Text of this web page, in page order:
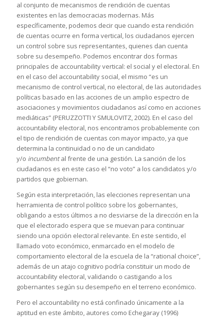
al conjunto de mecanismos de rendición de cuentas
existentes en las democracias modernas. Más
específicamente, podemos decir que cuando esta rendición
de cuentas ocurre en forma vertical, los ciudadanos ejercen
un control sobre sus representantes, quienes dan cuenta
sobre su desempeño. Podemos encontrar dos formas
principales de accountability vertical: el social y el electoral. En
en el caso del accountability social, el mismo “es un
mecanismo de control vertical, no electoral, de las autoridades
políticas basado en las acciones de un amplio espectro de
asociaciones y movimientos ciudadanos así como en acciones
mediáticas” (PERUZZOTTI Y SMULOVITZ, 2002). En el caso del
accountability electoral, nos encontramos probablemente con
el tipo de rendición de cuentas con mayor impacto, ya que
determina la continuidad o no de un candidato
y/o incumbental frente de una gestión. La sanción de los
ciudadanos es en este caso el “no voto” a los candidatos y/o
partidos que gobiernan.
Según esta interpretación, las elecciones representan una
herramienta de control político sobre los gobernantes,
obligando a estos últimos a no desviarse de la dirección en la
que el electorado espera que se muevan para continuar
siendo una opción electoral relevante. En este sentido, el
llamado voto económico, enmarcado en el modelo de
comportamiento electoral de la escuela de la “rational choice”,
además de un atajo cognitivo podría constituir un modo de
accountability electoral, validando o castigando a los
gobernantes según su desempeño en el terreno económico.
Pero el accountability no está confinado únicamente a la
aptitud en este ámbito, autores como Echegaray (1996)